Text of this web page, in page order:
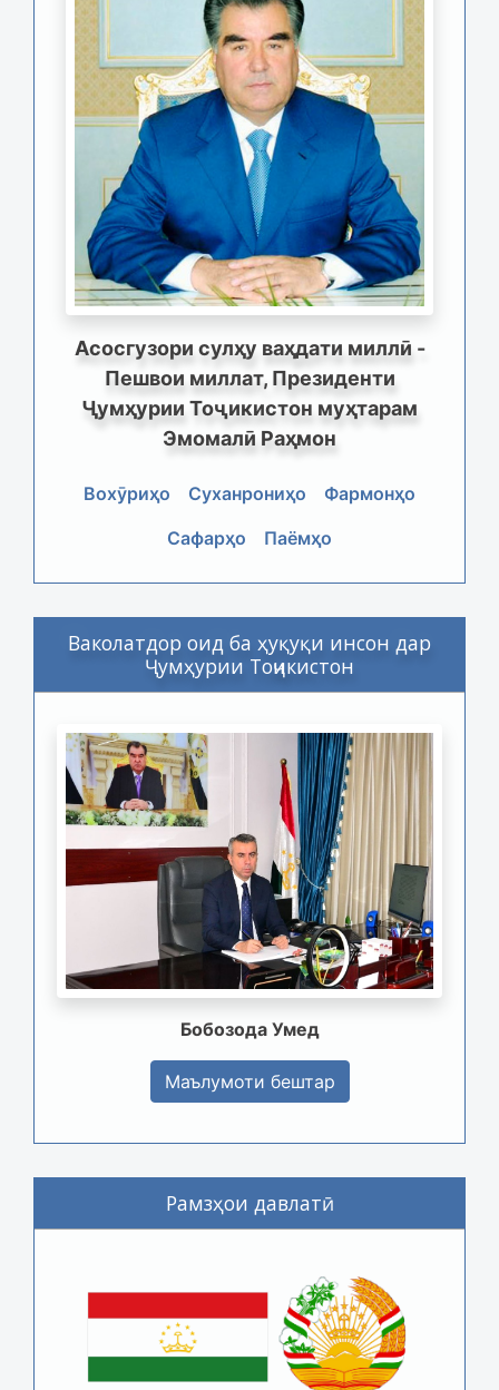
Асосгузори сулҳу ваҳдати миллӣ -
Пешвои миллат, Президенти
Ҷумҳурии Тоҷикистон муҳтарам
Эмомалӣ Раҳмон
Вохӯриҳо Суханрониҳо
Фармонҳо
Сафарҳо
Паёмҳо
Ваколатдор оид ба ҳуқуқи инсон дар
Ҷумҳурии Тоҷикистон
Бобозода Умед
Маълумоти бештар
Рамзҳои давлатӣ